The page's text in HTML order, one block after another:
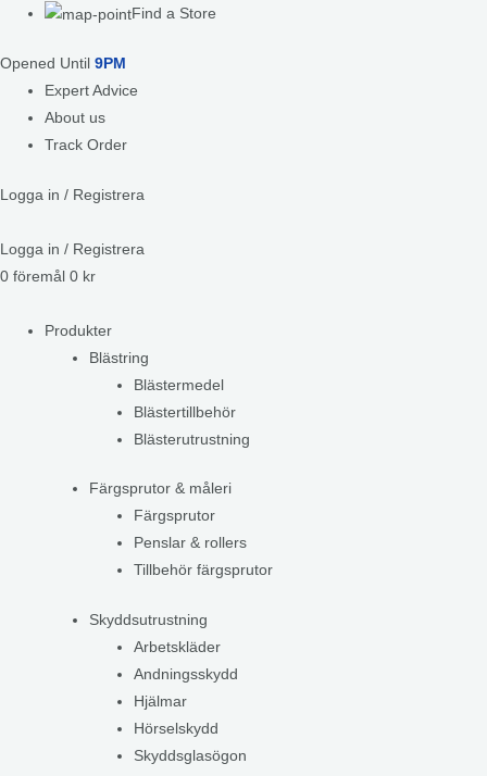
Find a Store
Opened Until 9PM
Expert Advice
About us
Track Order
Logga in / Registrera
Logga in / Registrera
0 föremål 0 kr
Produkter
Blästring
Blästermedel
Blästertillbehör
Blästerutrustning
Färgsprutor & måleri
Färgsprutor
Penslar & rollers
Tillbehör färgsprutor
Skyddsutrustning
Arbetskläder
Andningsskydd
Hjälmar
Hörselskydd
Skyddsglasögon